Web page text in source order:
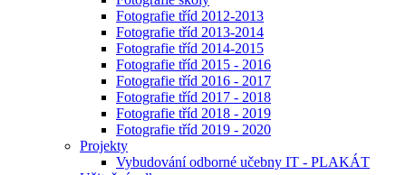
Fotografie tříd 2012-2013
Fotografie tříd 2013-2014
Fotografie tříd 2014-2015
Fotografie tříd 2015 - 2016
Fotografie tříd 2016 - 2017
Fotografie tříd 2017 - 2018
Fotografie tříd 2018 - 2019
Fotografie tříd 2019 - 2020
Projekty
Vybudování odborné učebny IT - PLAKÁT